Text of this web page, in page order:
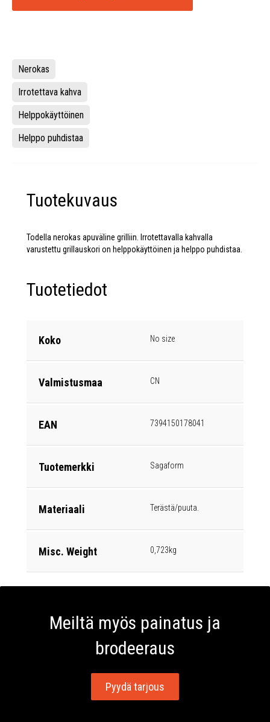
Nerokas
Irrotettava kahva
Helppokäyttöinen
Helppo puhdistaa
Tuotekuvaus
Todella nerokas apuväline grilliin. Irrotettavalla kahvalla
varustettu grillauskori on helppokäyttöinen ja helppo puhdistaa.
Tuotetiedot
Koko No size
Valmistusmaa CN
EAN 7394150178041
Tuotemerkki Sagaform
Materiaali Terästä/puuta.
Misc. Weight 0,723kg
Meiltä myös painatus ja
brodeeraus
Pyydä tarjous